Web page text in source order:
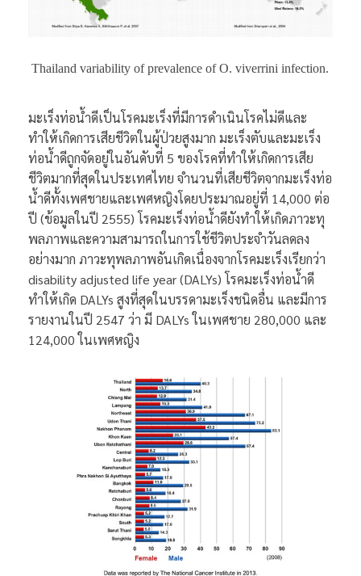
Thailand variability of prevalence of O. viverrini infection.
มะเร็งท่อน้ำดีเป็นโรคมะเร็งที่มีการดำเนินโรคไม่ดีและ
ทำให้เกิดการเสียชีวิตในผู้ป่วยสูงมาก มะเร็งตับและมะเร็ง
ท่อน้ำดีถูกจัดอยู่ในอันดับที่ 5 ของโรคที่ทำให้เกิดการเสีย
ชีวิตมากที่สุดในประเทศไทย จำนวนที่เสียชีวิตจากมะเร็งท่อ
น้ำดีทั้งเพศชายและเพศหญิงโดยประมาณอยู่ที่ 14,000 ต่อ
ปี (ข้อมูลในปี 2555) โรคมะเร็งท่อน้ำดียังทำให้เกิดภาวะทุ
พลภาพและความสามารถในการใช้ชีวิตประจำวันลดลง
อย่างมาก ภาวะทุพลภาพอันเกิดเนื่องจากโรคมะเร็งเรียกว่า
disability adjusted life year (DALYs) โรคมะเร็งท่อน้ำดี
ทำให้เกิด DALYs สูงที่สุดในบรรดามะเร็งชนิดอื่น และมีการ
รายงานในปี 2547 ว่า มี DALYs ในเพศชาย 280,000 และ
124,000 ในเพศหญิง